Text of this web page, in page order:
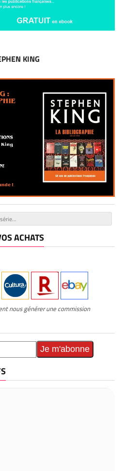
KING
ACHATS
nous générer une commission